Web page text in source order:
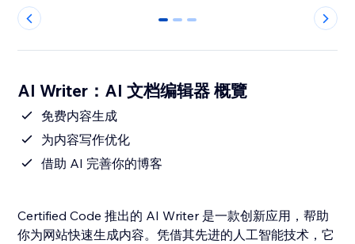
0 1 2
AI Writer：AI 文档编辑器 概覽
免费内容生成
为内容写作优化
借助 AI 完善你的博客
Certified Code 推出的 AI Writer 是一款创新应用，帮助
你为网站快速生成内容。凭借其先进的人工智能技术，它